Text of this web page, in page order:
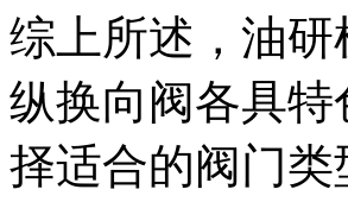
综上所述，油
纵换向阀各具
择适合的阀门